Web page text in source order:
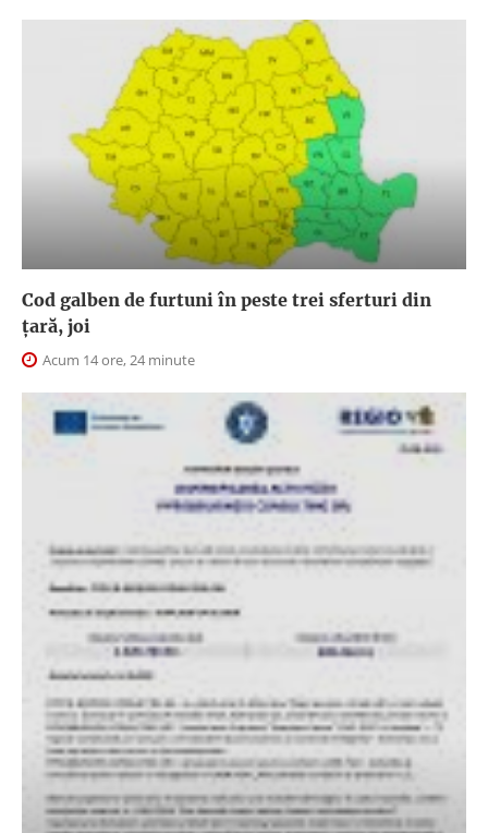
Cod galben de furtuni în peste trei sferturi din
țară, joi
Acum 14 ore, 24 minute